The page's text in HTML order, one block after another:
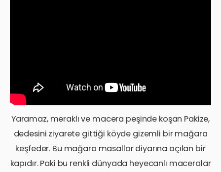
Yaramaz, meraklı ve macera peşinde koşan Pakize,
dedesini ziyarete gittiği köyde gizemli bir mağara
keşfeder. Bu mağara masallar diyarına açılan bir
kapıdır. Paki bu renkli dünyada heyecanlı maceralar